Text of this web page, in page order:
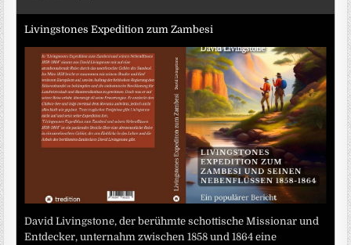
Livingstones Expedition zum Zambesi
David Livingstone, der berühmte schottische Missionar und
Entdecker, unternahm zwischen 1858 und 1864 eine